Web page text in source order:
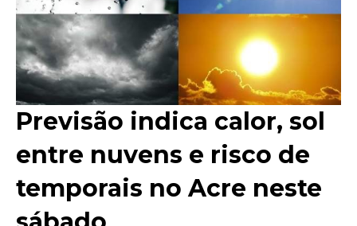
Previsão indica calor, sol
entre nuvens e risco de
temporais no Acre neste